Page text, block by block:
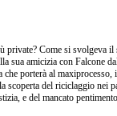
Come si svolgeva
sua amicizia con Falcone
porterà al
del riciclaggio nei
e del mancato